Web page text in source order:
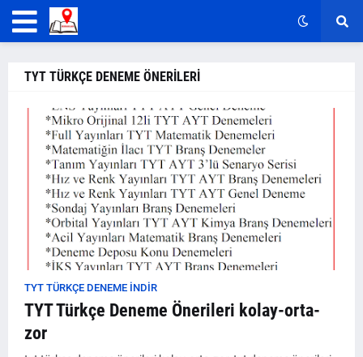
TYT TÜRKÇE DENEME ÖNERİLERİ
TYT TÜRKÇE DENEME İNDİR
TYT Türkçe Deneme Önerileri kolay-orta-
zor